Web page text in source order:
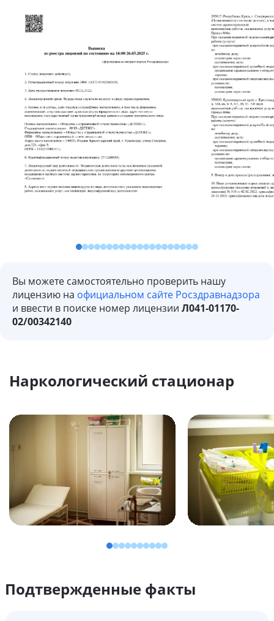
Вы можете самостоятельно проверить нашу
лицензию на официальном сайте Росздравнадзора
и ввести в поиске номер лицензии Л041-01170-
02/00342140
Наркологический стационар
Подтвержденные факты